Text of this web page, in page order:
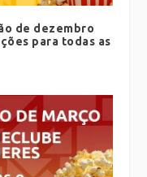
de dezembro
para todas as